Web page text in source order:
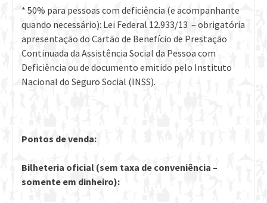
* 50% para pessoas com deficiência (e acompanhante
quando necessário): Lei Federal 12.933/13 – obrigatória
apresentação do Cartão de Benefício de Prestação
Continuada da Assistência Social da Pessoa com
Deficiência ou de documento emitido pelo Instituto
Nacional do Seguro Social (INSS).
Pontos de venda:
Bilheteria oficial (sem taxa de conveniência –
somente em dinheiro):